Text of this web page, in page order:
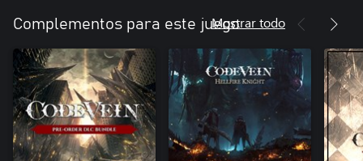
Complementos para este juegoMostrar todo